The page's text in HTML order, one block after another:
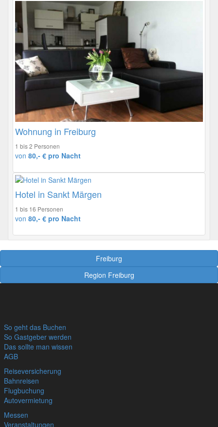
Wohnung in Freiburg
1 bis 2 Personen
von 80,- € pro Nacht
Hotel in Sankt Märgen
1 bis 16 Personen
von 80,- € pro Nacht
Freiburg
Region Freiburg
So geht das Buchen
So Gastgeber werden
Das sollte man wissen
AGB
Reiseversicherung
Bahnreisen
Flugbuchung
Autovermietung
Messen
Veranstaltungen